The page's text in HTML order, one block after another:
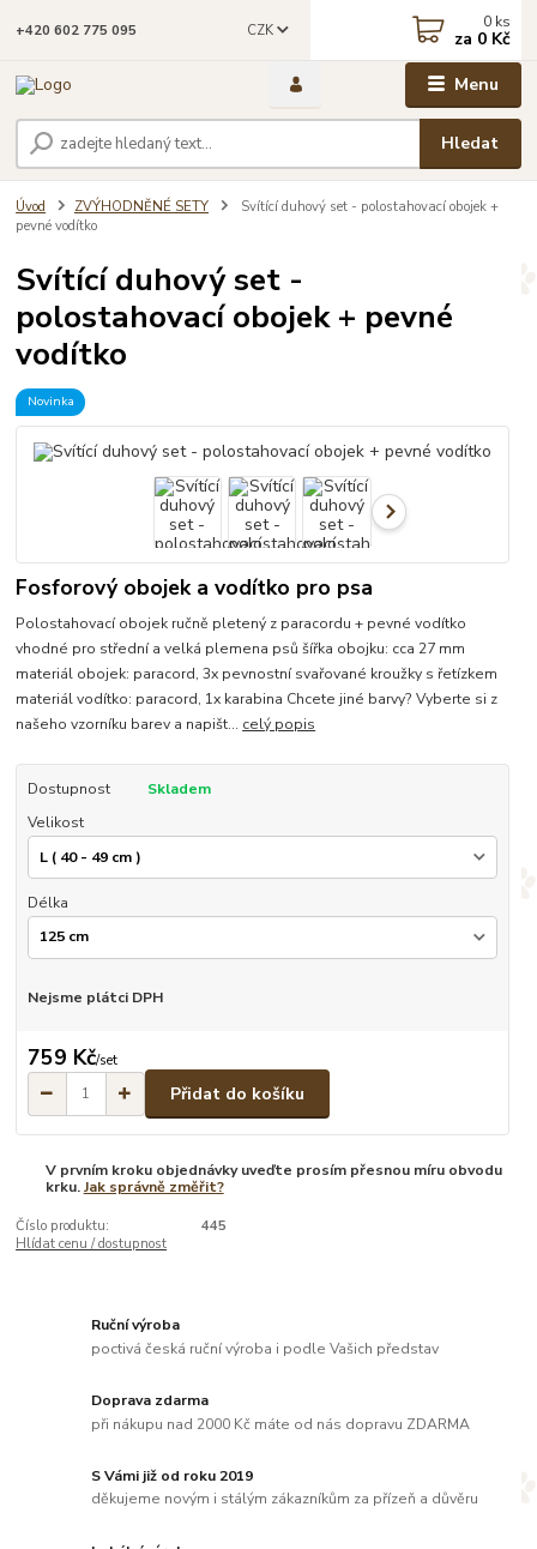
Menu
CZK
Hledat
+420 602 775 095 0 ks
za 0 Kč
Úvod ZVÝHODNĚNÉ SETY
Svítící duhový set - polostahovací obojek +
pevné vodítko
Svítící duhový set -
polostahovací obojek + pevné
vodítko
Novinka
Fosforový obojek a vodítko pro psa
Polostahovací obojek ručně pletený z paracordu + pevné vodítko
vhodné pro střední a velká plemena psů šířka obojku: cca 27 mm
materiál obojek: paracord, 3x pevnostní svařované kroužky s řetízkem
materiál vodítko: paracord, 1x karabina Chcete jiné barvy? Vyberte si z
našeho vzorníku barev a napišt... celý popis
Dostupnost
Skladem
Velikost
Délka
Nejsme plátci DPH
759 Kč/set
Přidat do košíku
V prvním kroku objednávky uveďte prosím přesnou míru obvodu
krku.Jak správně změřit?
Číslo produktu:
445
Hlídat cenu / dostupnost
Ruční výroba
poctivá česká ruční výroba i podle Vašich představ
Doprava zdarma
při nákupu nad 2000 Kč máte od nás dopravu ZDARMA
S Vámi již od roku 2019
děkujeme novým i stálým zákazníkům za přízeň a důvěru